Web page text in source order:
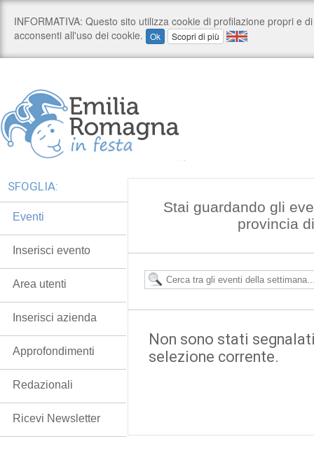
Stai guardando gli
provincia
Non sono stati
selezione corrente.
SFOGLIA:
Eventi
Inserisci evento
Area utenti
Inserisci azienda
Approfondimenti
Redazionali
Ricevi Newsletter